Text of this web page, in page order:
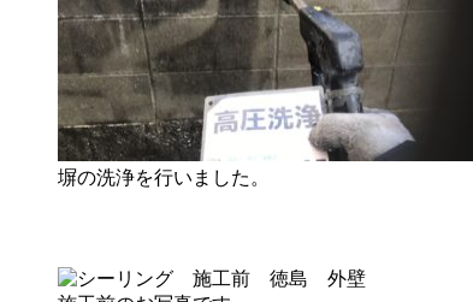
塀の洗浄を行いました。